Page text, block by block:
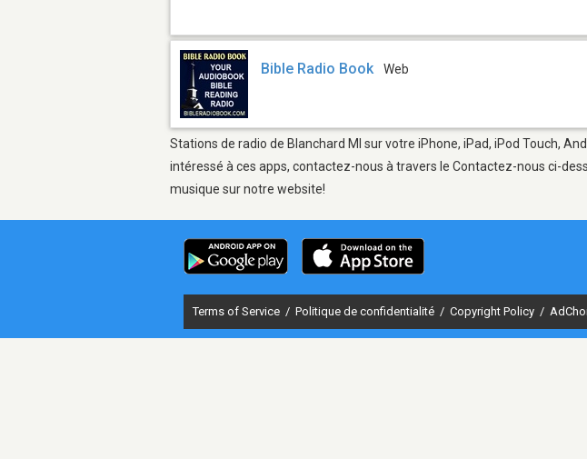
Bible Radio Book Web
Stations de radio de Blanchard MI sur votre iPhone, iPad, iPod Touch,
intéressé à ces apps, contactez-nous à travers le Contactez-nous ci-
musique sur notre website!
Terms of Service / Politique de confidentialité / Copyright Policy /